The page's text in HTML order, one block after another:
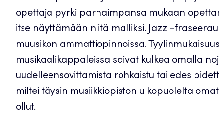
opettaja pyrki parhaimpansa mukaan
itse näyttämään niitä malliksi. Jazz
muusikon ammattiopinnoissa.
musikaalikappaleissa saivat kulkea omalla
uudelleensovittamista rohkaistu tai edes
miltei täysin musiikkiopiston ulkopuolelta
ollut.